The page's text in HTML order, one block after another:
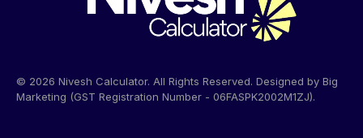
© 2026 Nivesh Calculator. All Rights Reserved. Designed by Big
Marketing (GST Registration Number - 06FASPK2002M1ZJ).